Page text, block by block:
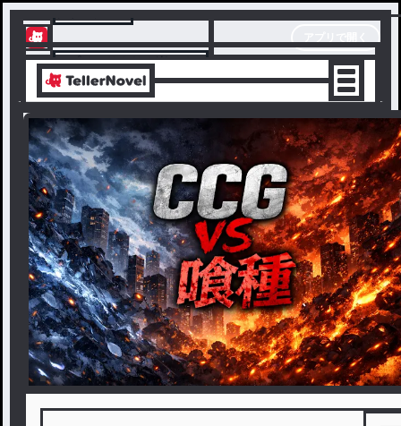
テラーノベル
アプリでサクサク楽しめる